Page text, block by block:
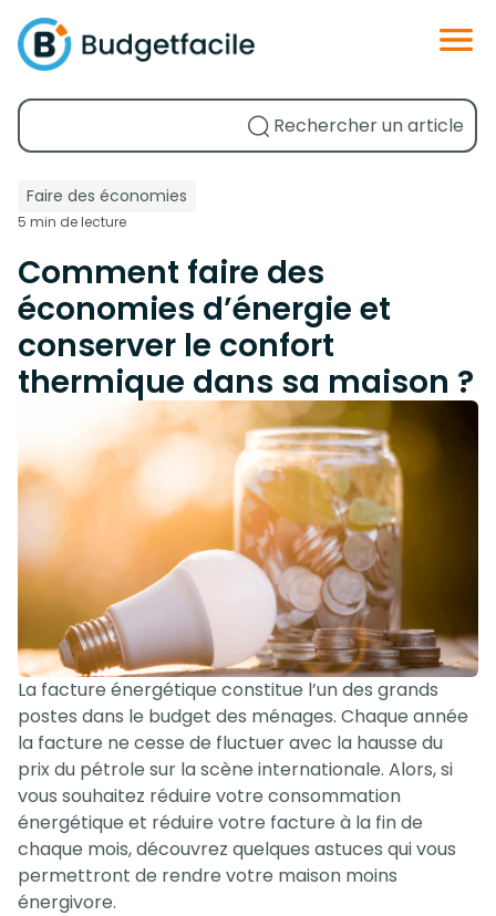
Faire des économies
5 min de lecture
Comment faire des
économies d’énergie et
conserver le confort
thermique dans sa maison ?
La facture énergétique constitue l’un des grands
postes dans le budget des ménages. Chaque année
la facture ne cesse de fluctuer avec la hausse du
prix du pétrole sur la scène internationale. Alors, si
vous souhaitez réduire votre consommation
énergétique et réduire votre facture à la fin de
chaque mois, découvrez quelques astuces qui vous
permettront de rendre votre maison moins
énergivore.